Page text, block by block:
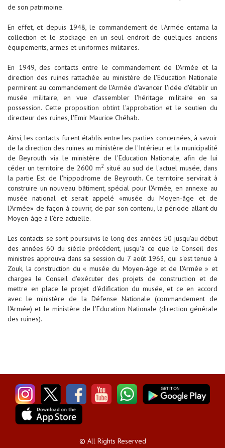
de son patrimoine.
En effet, et depuis 1948, le commandement de l'Armée entama la
collection et le stockage en un seul endroit de quelques anciens
équipements, armes et uniformes militaires.
En 1949, des contacts entre le commandement de l'Armée et la
direction des ruines rattachée au ministère de l'Education Nationale
permirent au commandement de l'Armée d'avancer l'idée d'établir un
musée militaire, en vue d'assembler l'héritage militaire en sa
possession. Cette proposition obtint l'approbation et le soutien du
directeur des ruines, l'Emir Maurice Chéhab.
Ainsi, les contacts furent établis entre les parties concernées, à savoir
de la direction des ruines au ministère de l'Intérieur et la municipalité
de Beyrouth via le ministère de l'Education Nationale, afin de lui
céder un territoire de 2600 m2 situé au sud de l'actuel musée, dans
la partie Est de l'hippodrome de Beyrouth. Ce territoire servirait à
construire un nouveau bâtiment, spécial pour l'Armée, en annexe au
musée national et serait appelé «musée du Moyen-âge et de
l'Armée» de façon à couvrir, de par son contenu, la période allant du
Moyen-âge à l'ère actuelle.
Les contacts se sont poursuivis le long des années 50 jusqu'au début
des années 60 du siècle précédent, jusqu'à ce que le Conseil des
ministres approuva dans sa session du 7 août 1963, qui s'est tenue à
Zouk, la construction du « musée du Moyen-âge et de l'Armée » et
chargea le Conseil d'exécuter des projets de construction et de
mettre en place le projet d'édification du musée, et ce en accord
avec le ministère de la Défense Nationale (commandement de
l'Armée) et le ministère de l'Education Nationale (direction générale
des ruines).
© All Rights Reserved